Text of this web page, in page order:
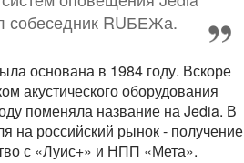
собеседник RUБЕЖа.
основана в 1984 году. Вскоре
акустического оборудования
поменяла название на Jedia. В
на российский рынок - получение
с «Луис+» и НПП «Мета».